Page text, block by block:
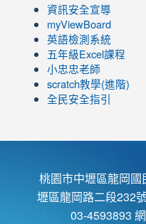
ZBGmXwlbUndNA/
https://
ZBGmXwlbUndNA/
資訊安全宣導
myViewBoard
英語檢測系統
五年級Excel課程
小忠忠老師
scratch教學(進階)
全民安全指引
桃園市中壢區龍岡
壢區龍岡路二段232
03-4593893